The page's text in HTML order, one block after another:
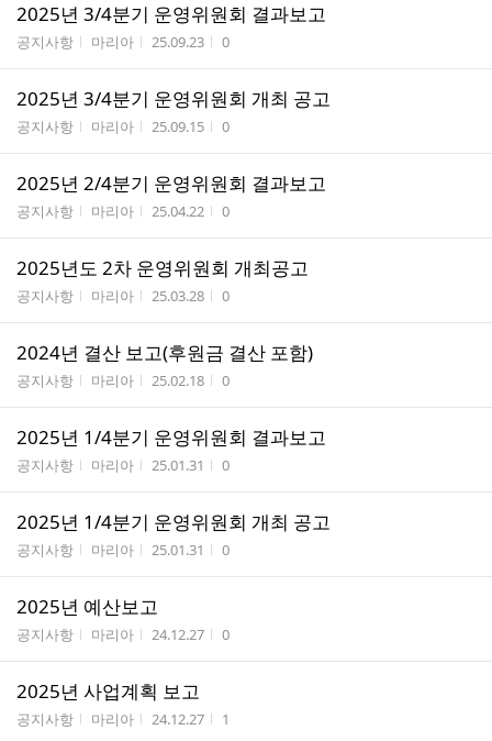
2025년 3/4분기 운영위원회 결과보고
게시판명
공지사항 작성자
마리아 작성시간
25.09.23 조회수
0
2025년 3/4분기 운영위원회 개최 공고
게시판명
공지사항 작성자
마리아 작성시간
25.09.15 조회수
0
2025년 2/4분기 운영위원회 결과보고
게시판명
공지사항 작성자
마리아 작성시간
25.04.22 조회수
0
2025년도 2차 운영위원회 개최공고
게시판명
공지사항 작성자
마리아 작성시간
25.03.28 조회수
0
2024년 결산 보고(후원금 결산 포함)
게시판명
공지사항 작성자
마리아 작성시간
25.02.18 조회수
0
2025년 1/4분기 운영위원회 결과보고
게시판명
공지사항 작성자
마리아 작성시간
25.01.31 조회수
0
2025년 1/4분기 운영위원회 개최 공고
게시판명
공지사항 작성자
마리아 작성시간
25.01.31 조회수
0
2025년 예산보고
게시판명
공지사항 작성자
마리아 작성시간
24.12.27 조회수
0
2025년 사업계획 보고
게시판명
공지사항 작성자
마리아 작성시간
24.12.27 조회수
1